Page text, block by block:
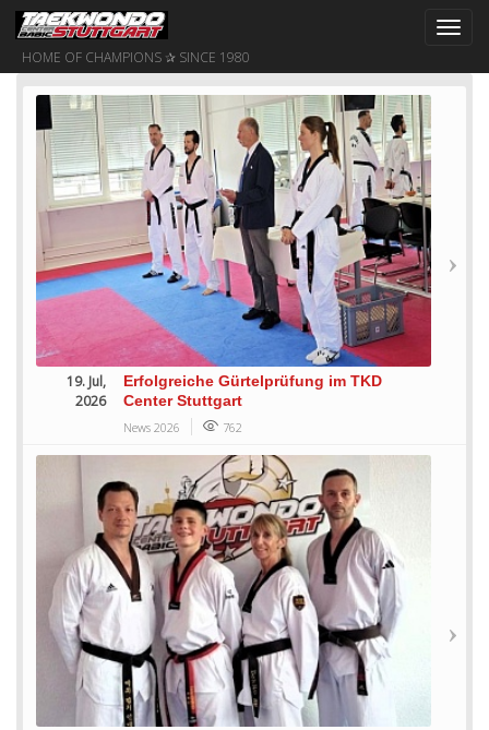
HOME OF CHAMPIONS ✰ SINCE 1980
19. Jul,
2026
Erfolgreiche Gürtelprüfung im TKD
Center Stuttgart
News 2026 762